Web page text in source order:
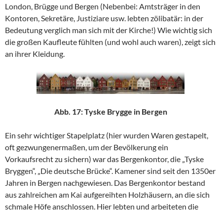
London, Brügge und Bergen (Nebenbei: Amtsträger in den
Kontoren, Sekretäre, Justiziare usw. lebten zölibatär: in der
Bedeutung verglich man sich mit der Kirche!) Wie wichtig sich
die großen Kaufleute fühlten (und wohl auch waren), zeigt sich
an ihrer Kleidung.
Abb. 17: Tyske Brygge in Bergen
Ein sehr wichtiger Stapelplatz (hier wurden Waren gestapelt,
oft gezwungenermaßen, um der Bevölkerung ein
Vorkaufsrecht zu sichern) war das Bergenkontor, die „Tyske
Bryggen“, „Die deutsche Brücke“. Kamener sind seit den 1350er
Jahren in Bergen nachgewiesen. Das Bergenkontor bestand
aus zahlreichen am Kai aufgereihten Holzhäusern, an die sich
schmale Höfe anschlossen. Hier lebten und arbeiteten die